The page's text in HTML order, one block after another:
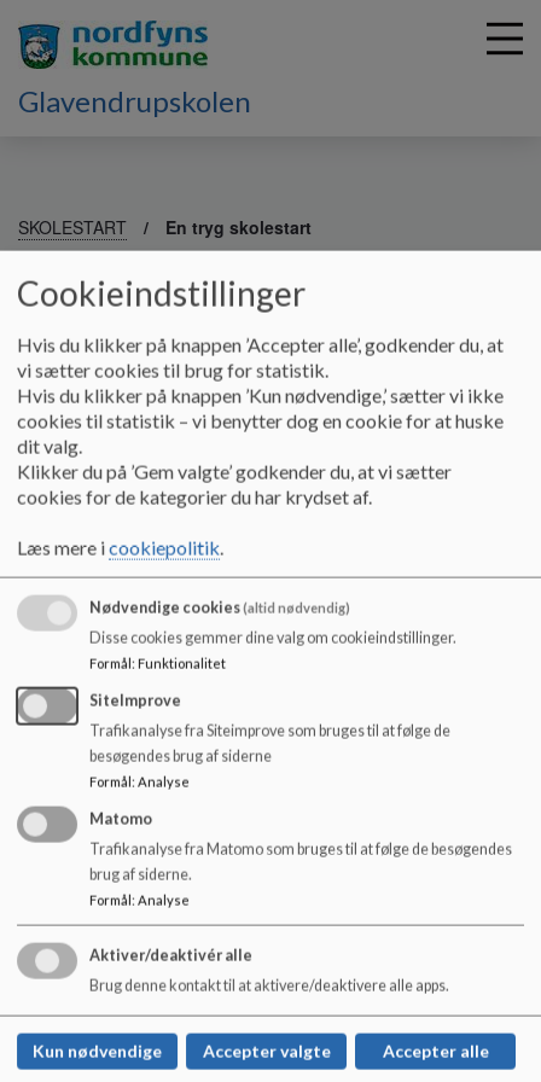
l
Glavendrupskolen
SKOLESTART En tryg skolestart
En tryg skolestart
Når jeres barn starter i skole, træder det ind i en helt ny
verden. En verden, hvor bogstaver bliver til ord, firkanter til
matematik, og hvor man skal lære at spidse både ører og
blyanter. Det får nye
klassekammerater, som kan blive
venner for livet. Det er stort - særligt
forældre. I kan dog være helt sikre på,
at vi nok skal hjælpe jer og jeres børn
med at finde vej i alt det nye.
Læs mere om tryg skolestart i nedenstående pjece.
Dokumenter
En tryg skolestart i distrikt Glavendrup
Glavendrupskolen
Nordmarksvej 2, 5471 Søndersø
glavendrupskolen@nordfynskommune.dk
Søndersø +45 64828400 ⁞ Nordmark +45
23413136 ⁞ Særslev +45 64827960 10.
Cookieindstillinger
Hvis du klikker på knappen ’Accepter alle’, godkender du, at
vi sætter cookies til brug for statistik.
Hvis du klikker på knappen ’Kun nødvendige,’ sætter vi ikke
cookies til statistik – vi benytter dog en cookie for at huske
dit valg.
Klikker du på ’Gem valgte’ godkender du, at vi sætter
cookies for de kategorier du har krydset af.
Læs mere icookiepolitik.
Nødvendige cookies(altid nødvendig)
Disse cookies gemmer dine valg om cookieindstillinger.
Formål: Funktionalitet
SiteImprove
Trafikanalyse fra Siteimprove som bruges til at følge de
besøgendes brug af siderne
Formål: Analyse
Matomo
Trafikanalyse fra Matomo som bruges til at følge de besøgendes
brug af siderne.
Formål: Analyse
Aktiver/deaktivér alle
Brug denne kontakt til at aktivere/deaktivere alle apps.
Kun nødvendige Accepter valgte Accepter alle